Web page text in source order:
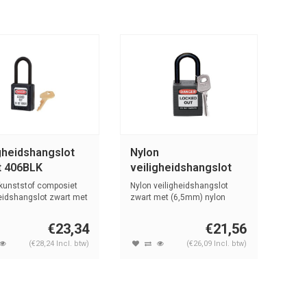
406BLK
composiet
zwart met
€23,34
(€28,24 Incl. btw)
Nylon
veiligheidshangslot
zwart 813595
Nylon veiligheidshangslot
zwart met (6,5mm) nylon
€21,56
(€26,09 Incl. btw)